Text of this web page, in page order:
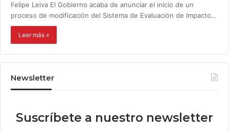
Felipe Leiva El Gobierno acaba de anunciar el inicio de un
proceso de modificación del Sistema de Evaluación de Impacto…
Leer más »
Newsletter
Suscríbete a nuestro newsletter